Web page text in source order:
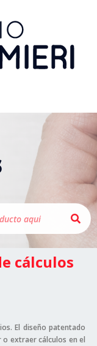
cálculos
El diseño patentado
extraer cálculos en el